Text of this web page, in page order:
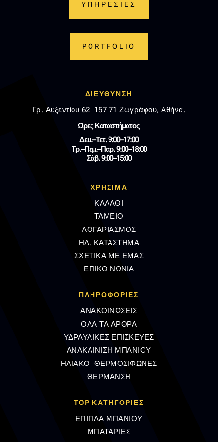
ΥΠΗΡΕΣΙΕΣ
PORTFOLIO
ΔΙΕΥΘΥΝΣΗ
Γρ. Αυξεντίου 62, 157 71 Ζωγράφου, Αθήνα.
Ωρες Καταστήματος
Δευ.–Τετ. 9:00–17:00
Τρ.–Πέμ.–Παρ. 9:00–18:00
Σάβ. 9:00–15:00
ΧΡΗΣΙΜΑ
ΚΑΛΑΘΙ
ΤΑΜΕΙΟ
ΛΟΓΑΡΙΑΣΜΟΣ
ΗΛ. ΚΑΤΑΣΤΗΜΑ
ΣΧΕΤΙΚΑ ΜΕ ΕΜΑΣ
ΕΠΙΚΟΙΝΩΝΙΑ
ΠΛΗΡΟΦΟΡΊΕΣ
ΑΝΑΚΟΙΝΩΣΕΙΣ
ΟΛΑ ΤΑ ΑΡΘΡΑ
ΥΔΡΑΥΛΙΚΕΣ ΕΠΙΣΚΕΥΕΣ
ΑΝΑΚΑΙΝΙΣΗ ΜΠΑΝΙΟΥ
ΗΛΙΑΚΟΙ ΘΕΡΜΟΣΙΦΩΝΕΣ
ΘΕΡΜΑΝΣΗ
TOP ΚΑΤΗΓΟΡΙΕΣ
ΕΠΙΠΛΑ ΜΠΑΝΙΟΥ
ΜΠΑΤΑΡΙΕΣ